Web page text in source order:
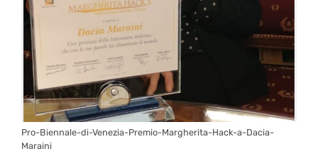
Pro-Biennale-di-Venezia-Premio-Margherita-Hack-a-Dacia-
Maraini